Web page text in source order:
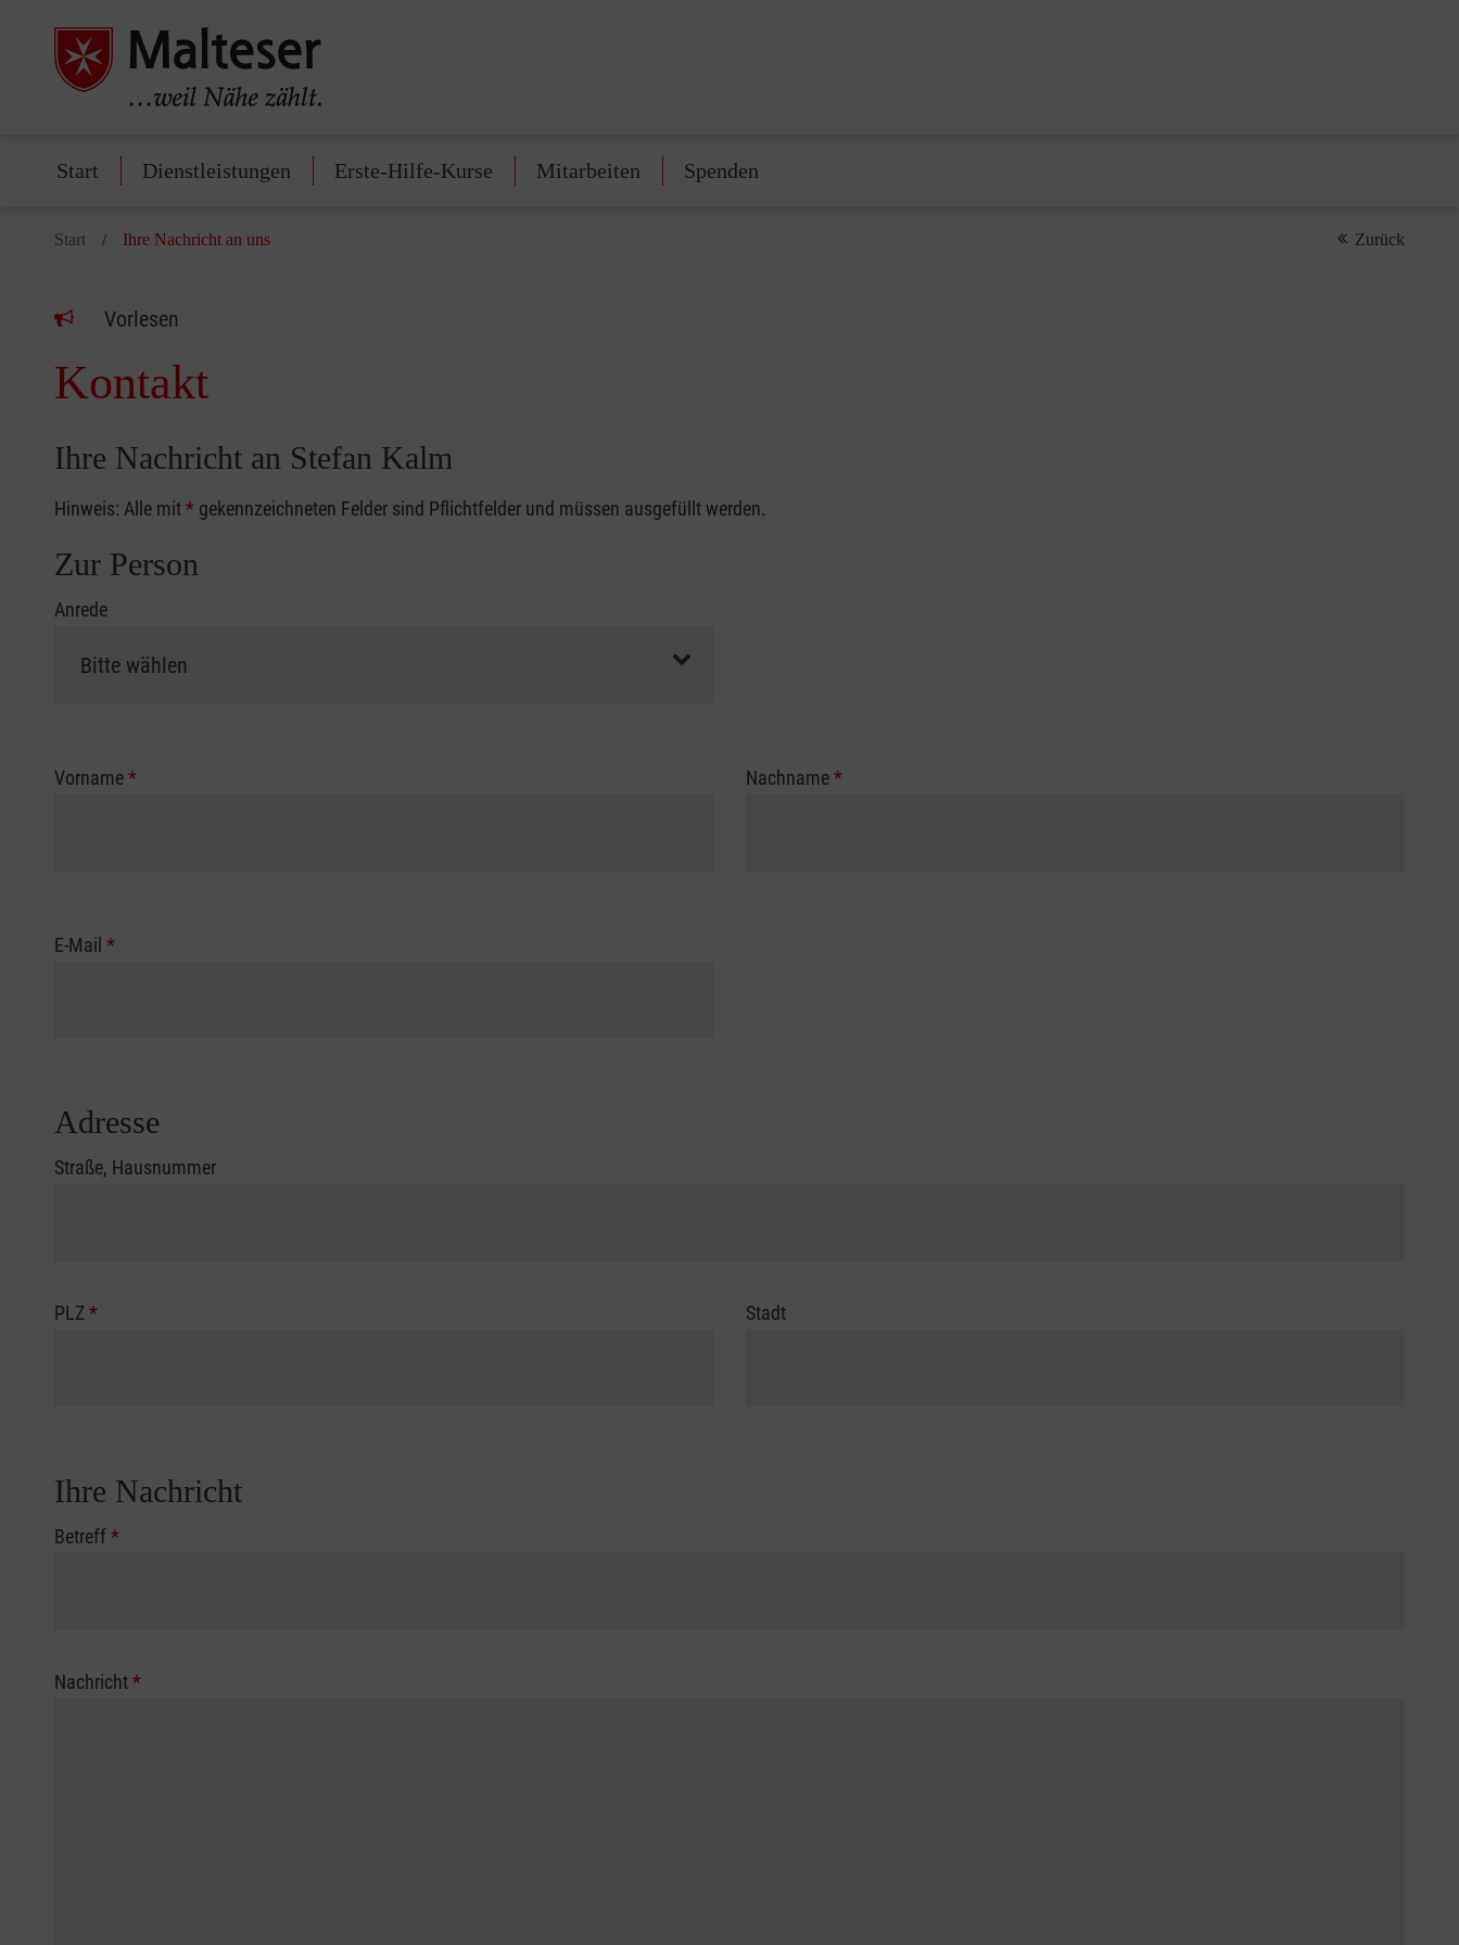
Start Dienstleistungen Erste-Hilfe-Kurse Mitarbeiten Spenden
Start Ihre Nachricht an uns Zurück
Vorlesen
Kontakt
Ihre Nachricht an Stefan Kalm
Hinweis: Alle mit* gekennzeichneten Felder sind Pflichtfelder und müssen ausgefüllt werden.
Zur Person
Anrede
Vorname* Nachname*
E-Mail *
Adresse
Straße, Hausnummer
PLZ* Stadt
Ihre Nachricht
Betreff*
Nachricht*